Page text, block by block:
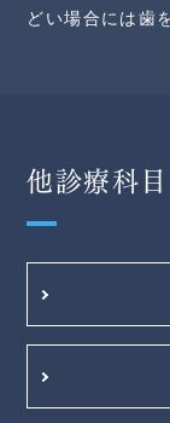
どい場合には歯
他診療科目